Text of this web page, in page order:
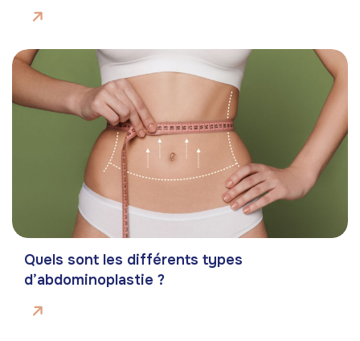
Quels sont les différents types
d’abdominoplastie ?